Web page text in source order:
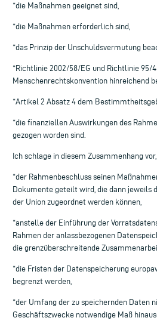
*die Maßnahmen geeignet sind,
*die Maßnahmen erforderlich sind,
*das Prinzip der Unschuldsvermutung
*Richtlinie 2002/58/EG und Richtlinie 95/
Menschenrechtskonvention hinreichend
*Artikel 2 Absatz 4 dem
*die finanziellen Auswirkungen des
gezogen worden sind.
Ich schlage in diesem Zusammenhang
*der Rahmenbeschluss seinen
Dokumente geteilt wird, die dann jeweils
der Union zugeordnet werden können,
*anstelle der Einführung der
Rahmen der anlassbezogenen
die grenzüberschreitende
*die Fristen der Datenspeicherung
begrenzt werden,
*der Umfang der zu speichernden Daten
Geschäftszwecke notwendige Maß